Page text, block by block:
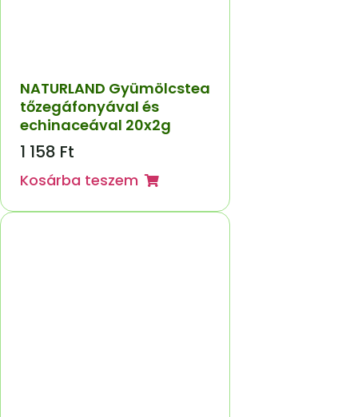
NATURLAND Gyümölcstea
tőzegáfonyával és
echinaceával 20x2g
1 158 Ft
Kosárba teszem